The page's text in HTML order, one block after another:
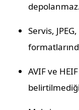
Servis,
AVIF ve